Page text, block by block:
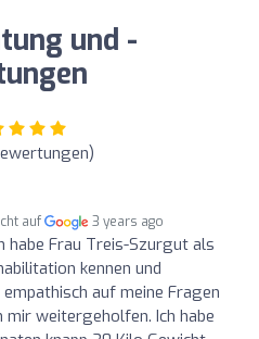
und -
auf 3 years ago
habe Frau Treis-Szurgut als
kennen und
auf meine Fragen
mir weitergeholfen. Ich habe